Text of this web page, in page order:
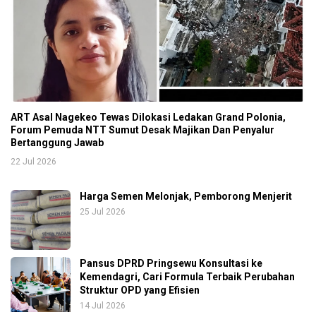
ART Asal Nagekeo Tewas Dilokasi Ledakan Grand Polonia,
Forum Pemuda NTT Sumut Desak Majikan Dan Penyalur
Bertanggung Jawab
22 Jul 2026
Harga Semen Melonjak, Pemborong Menjerit
25 Jul 2026
Pansus DPRD Pringsewu Konsultasi ke
Kemendagri, Cari Formula Terbaik Perubahan
Struktur OPD yang Efisien
14 Jul 2026